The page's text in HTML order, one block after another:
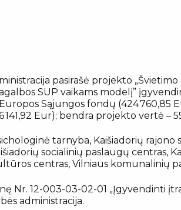
pasirašė projekto
SUP vaikams modelį”
Sąjungos fondų (424 760,85
Eur); bendra projekto vertė –
tarnyba, Kaišiadorių rajono
socialinių paslaugų centras,
centras, Vilniaus komunalinių
Nr. 12-003-03-02-01 „Įgyvendinti
administracija.